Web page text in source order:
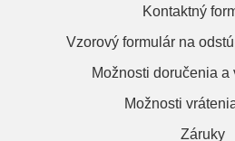
Kontaktný
Vzorový formulár na
Možnosti doručenia a
Možnosti
Záruky